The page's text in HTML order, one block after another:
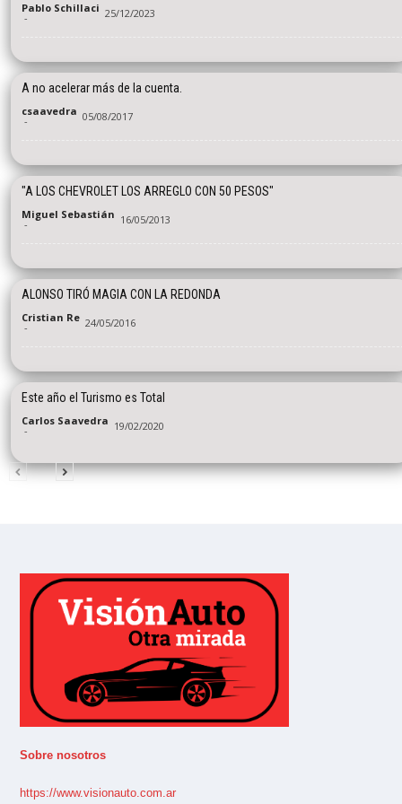
Pablo Schillaci
- 25/12/2023
A no acelerar más de la cuenta.
csaavedra
- 05/08/2017
"A LOS CHEVROLET LOS ARREGLO CON 50 PESOS"
Miguel Sebastián
- 16/05/2013
ALONSO TIRÓ MAGIA CON LA REDONDA
Cristian Re
- 24/05/2016
Este año el Turismo es Total
Carlos Saavedra
- 19/02/2020
Sobre nosotros
https://www.visionauto.com.ar